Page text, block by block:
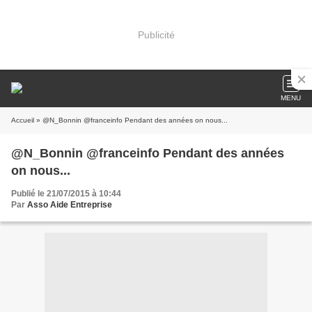
Publicité
MENU
Accueil » @N_Bonnin @franceinfo Pendant des années on nous...
@N_Bonnin @franceinfo Pendant des années
on nous...
Publié le 21/07/2015 à 10:44
Par Asso Aide Entreprise